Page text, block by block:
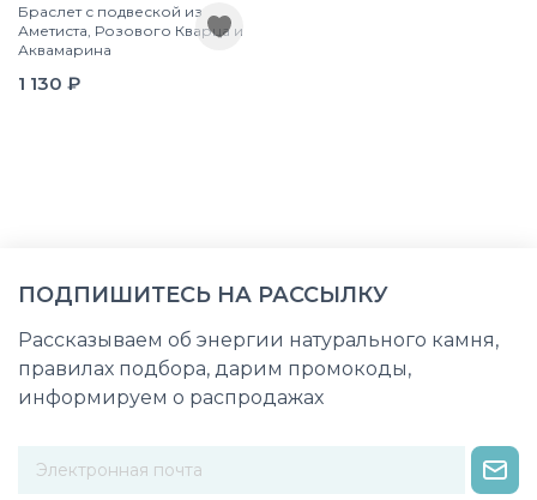
Браслет с подвеской из
Аметиста, Розового Кварца и
Аквамарина
1 130 ₽
ПОДПИШИТЕСЬ НА РАССЫЛКУ
Рассказываем об энергии натурального камня,
правилах подбора, дарим промокоды,
информируем о распродажах